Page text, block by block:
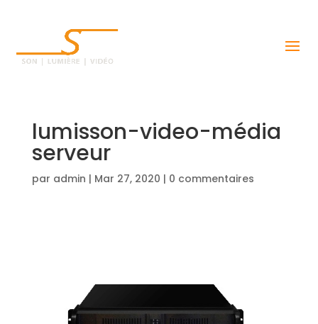
lumisson-video-média
serveur
par admin | Mar 27, 2020 | 0 commentaires